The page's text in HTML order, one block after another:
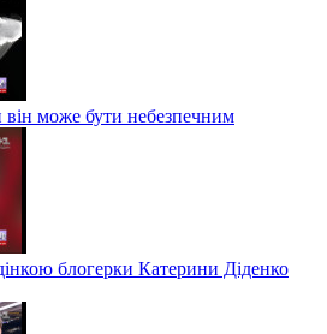
він може бути небезпечним
блогерки Катерини Діденко